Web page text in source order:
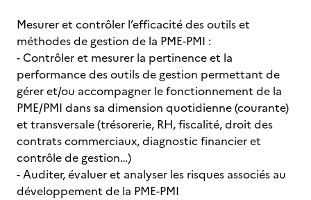
Mesurer et contrôler l’efficacité des outils et
méthodes de gestion de la PME-PMI :
- Contrôler et mesurer la pertinence et la
performance des outils de gestion permettant de
gérer et/ou accompagner le fonctionnement de la
PME/PMI dans sa dimension quotidienne (courante)
et transversale (trésorerie, RH, fiscalité, droit des
contrats commerciaux, diagnostic financier et
contrôle de gestion…)
- Auditer, évaluer et analyser les risques associés au
développement de la PME-PMI